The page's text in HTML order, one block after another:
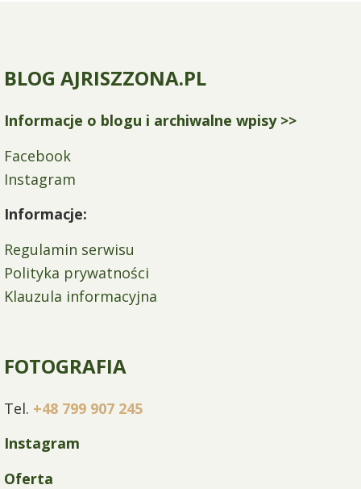
BLOG AJRISZZONA.PL
Informacje o blogu i archiwalne wpisy >>
Facebook
Instagram
Informacje:
Regulamin serwisu
Polityka prywatności
Klauzula informacyjna
FOTOGRAFIA
Tel. +48 799 907 245
Instagram
Oferta